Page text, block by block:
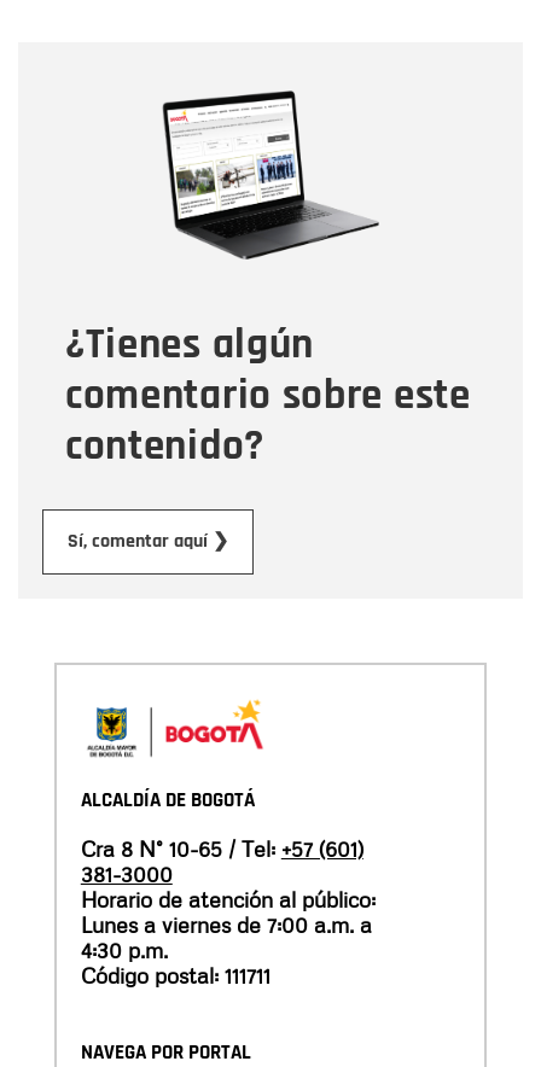
¿Tienes algún
comentario sobre este
contenido?
Sí, comentar aquí ❯
Correo electrónico
Tipo de comentario
Mensaje
ALCALDÍA DE BOGOTÁ
Cra 8 N° 10-65 / Tel: +57 (601)
381-3000
Horario de atención al público:
Lunes a viernes de 7:00 a.m. a
4:30 p.m.
Código postal: 111711
NAVEGA POR PORTAL